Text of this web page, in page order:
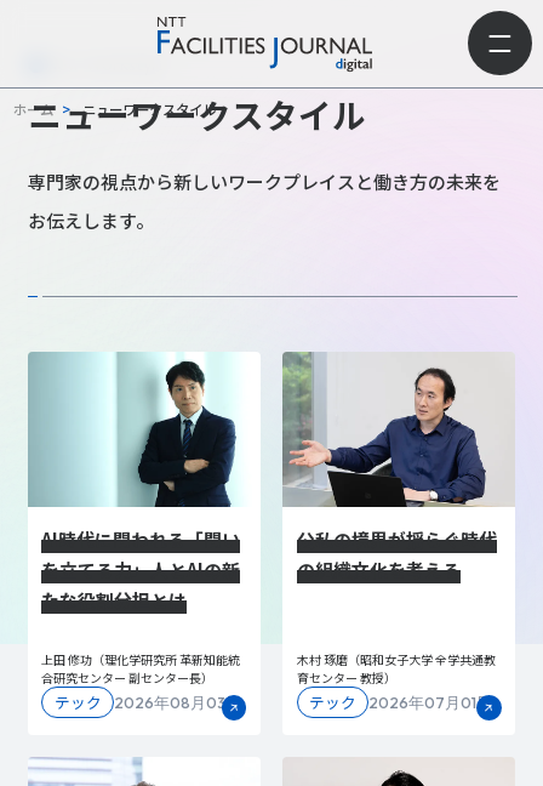
ホーム > ニューワークスタイル
ニューワークスタイル
専門家の視点から新しいワークプレイスと働き方の未来を
お伝えします。
AI時代に問われる「問い
を立てる力」――人とAIの新
たな役割分担とは
上田 修功（理化学研究所 革新知能統
合研究センター 副センター長）
2026年08月03日
テック
公私の境界が揺らぐ時代
の組織文化を考える
木村 琢磨（昭和女子大学 全学共通教
育センター 教授）
2026年07月01日
テック